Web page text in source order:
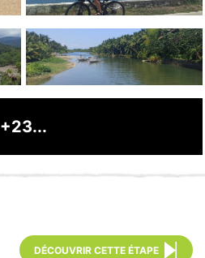
+23...
DÉCOUVRIR CETTE ÉTAPE